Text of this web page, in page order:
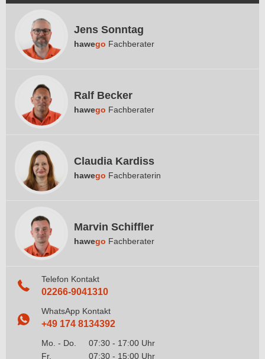
Jens Sonntag
hawego Fachberater
Ralf Becker
hawego Fachberater
Claudia Kardiss
hawego Fachberaterin
Marvin Schiffler
hawego Fachberater
Telefon Kontakt
02266-9041310
WhatsApp Kontakt
+49 174 8134392
Mo. - Do.
07:30 - 17:00 Uhr
Fr.
07:30 - 15:00 Uhr